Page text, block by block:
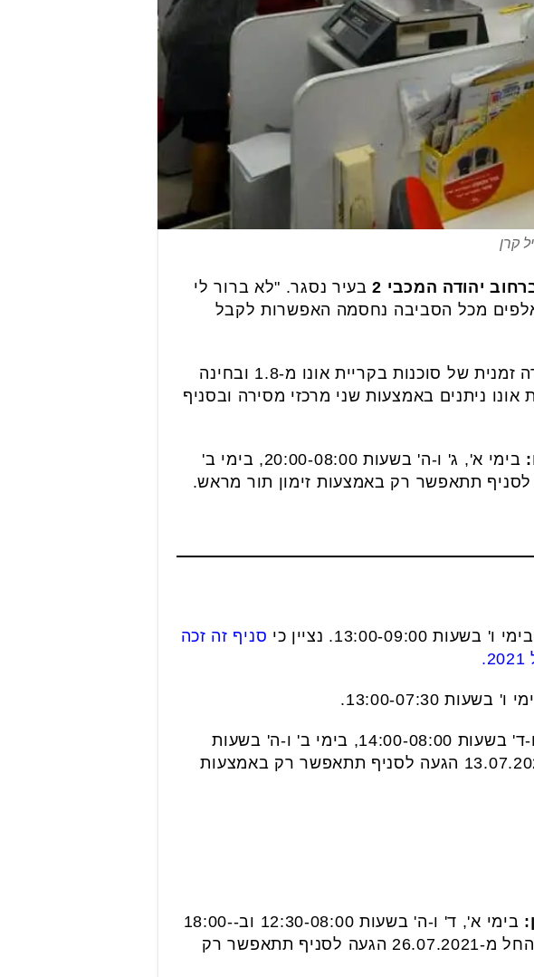
קרן
יהודה המכבי 2
בעיר נסגר. "לא ברור לי
מכל הסביבה נחסמה האפשרות לקבל
כי "חברת דואר ישראל החליטה על סגירה זמנית של סוכנות בקריית אונו מ-1.8 ובחינה
ניתנים באמצעות שני מרכזי מסירה ובסניף
בימי א', ג' ו-ה' בשעות 20:00-08:00, בימי ב'
סניף זה זכה
ימי א', ג' ו-ד' בשעות 14:00-08:00, בימי ב' ו-ה' בשעות
12:30-08:00 וב-18:00-15:30 וביום ו' בשעות 12:00-08:00. החל מ-13.07.2021 הגעה לסניף תתאפשר רק באמצעות
בימי א', ד' ו-ה' בשעות 12:30-08:00 וב-18:00-
15:30, בימי ב' ו-ג' בשעות 13:00-08:00 ובימי ו' בשעות 12:00-08:00. החל מ-26.07.2021 הגעה לסניף תתאפשר רק